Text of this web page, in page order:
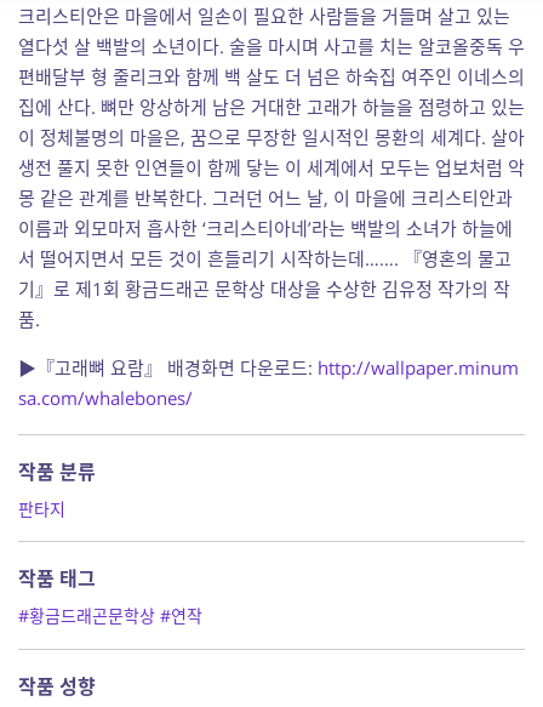
크리스티안은 마을에서 일손이 필요한 사람들을 거들며 살고 있는
열다섯 살 백발의 소년이다. 술을 마시며 사고를 치는 알코올중독 우
편배달부 형 줄리크와 함께 백 살도 더 넘은 하숙집 여주인 이네스의
집에 산다. 뼈만 앙상하게 남은 거대한 고래가 하늘을 점령하고 있는
이 정체불명의 마을은, 꿈으로 무장한 일시적인 몽환의 세계다. 살아
생전 풀지 못한 인연들이 함께 닿는 이 세계에서 모두는 업보처럼 악
몽 같은 관계를 반복한다. 그러던 어느 날, 이 마을에 크리스티안과
이름과 외모마저 흡사한 ‘크리스티아네’라는 백발의 소녀가 하늘에
서 떨어지면서 모든 것이 흔들리기 시작하는데……. 『영혼의 물고
기』로 제1회 황금드래곤 문학상 대상을 수상한 김유정 작가의 작
품.
▶『고래뼈 요람』 배경화면 다운로드: http://wallpaper.minum
sa.com/whalebones/
작품 분류
판타지
작품 태그
#황금드래곤문학상 #연작
작품 성향